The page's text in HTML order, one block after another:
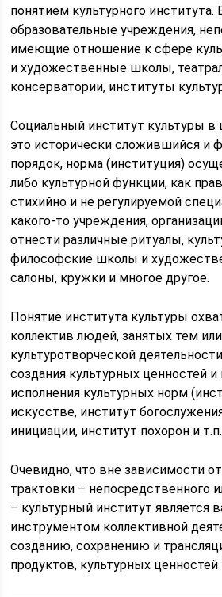
понятием культурного института.
образовательные учреждения,
имеющие отношение к сфере
и художественные школы,
консерватории, институты
Социальный институт культуры
это исторически сложившийся и
порядок, норма (институция)
либо культурной функции, как
стихийно и не регулируемой
какого-то учреждения,
отнести различные ритуалы,
философские школы и
салоны, кружки и многое другое.
Понятие института культуры
коллектив людей, занятых тем
культуротворческой
создания культурных ценностей
исполнения культурных норм
искусстве, институт
инициации, институт похорон и
Очевидно, что вне зависимости
трактовки – непосредственного
– культурный институт является
инструментом коллективной
созданию, сохранению и
продуктов, культурных ценностей